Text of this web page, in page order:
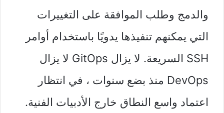
والدمج وطلب الموافقة على التغييرات
التي يمكنهم تنفيذها يدويًا باستخدام أوامر
SSH السريعة. لا يزال GitOps لا يزال
DevOps منذ بضع سنوات ، في انتظار
اعتماد واسع النطاق خارج الأدبيات الفنية.